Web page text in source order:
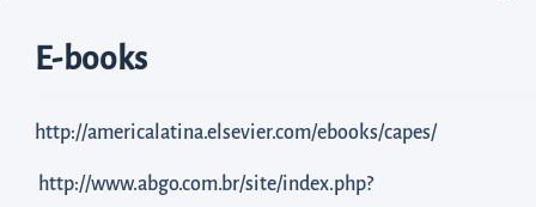
Acessar
o
principal
E-books
http://americalatina.elsevier.com/ebooks/capes/
http://www.abgo.com.br/site/index.php?